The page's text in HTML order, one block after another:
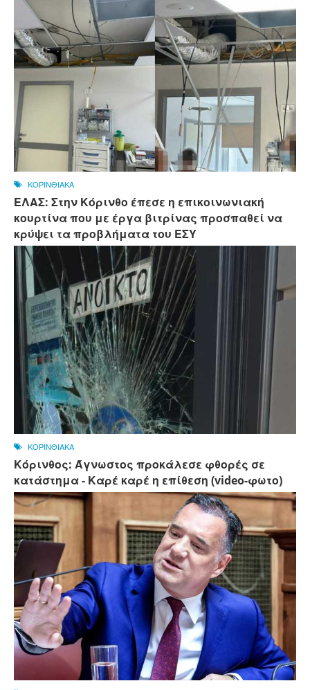
ΚΟΡΙΝΘΙΑΚΑ
ΕΛΑΣ: Στην Κόρινθο έπεσε η επικοινωνιακή
κουρτίνα που με έργα βιτρίνας προσπαθεί να
κρύψει τα προβλήματα του ΕΣΥ
ΚΟΡΙΝΘΙΑΚΑ
Κόρινθος: Άγνωστος προκάλεσε φθορές σε
κατάστημα - Καρέ καρέ η επίθεση (video-φωτο)